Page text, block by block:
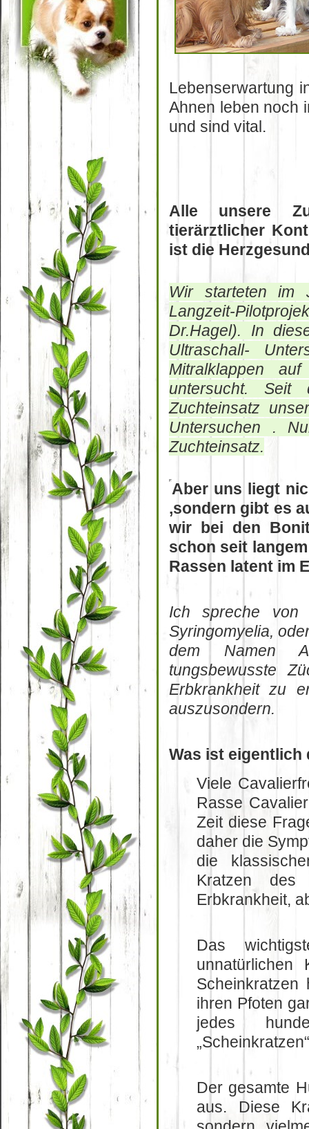
Lebenserwartung
Ahnen leben noch
und sind vital.
Alle unsere
tierärztlicher
ist die
Wir starteten im
Langzeit-
Dr.Hagel). In
Ultraschall-
Mitralklappen
untersucht.
Zuchteinsatz
Untersuchen .
Zuchteinsatz.
Aber uns liegt
,sondern gibt es
wir bei den
schon seit
Rassen latent im
Ich spreche von
Syringomyelia,
dem Namen
tungsbewusste
Erbkrankheit zu
auszusondern.
Was ist eigentlich
Viele
Rasse
Zeit diese
daher die
die
Kratzen des
Erbkrankheit,
Das
ihren Pfoten
jedes
Der gesamte
aus. Diese